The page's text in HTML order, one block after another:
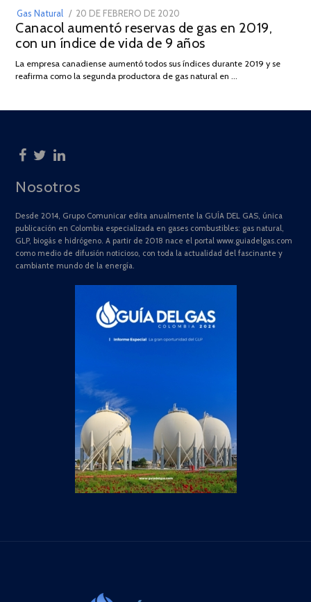
Gas Natural
POSTED
ON
20 DE FEBRERO DE 2020
DE
JULIO
2025
Canacol aumentó reservas de gas en 2019,
con un índice de vida de 9 años
La empresa canadiense aumentó todos sus índices durante 2019 y se
reafirma como la segunda productora de gas natural en …
Nosotros
Desde 2014, Grupo Comunicar edita anualmente la GUÍA DEL GAS, única
publicación en Colombia especializada en gases combustibles: gas natural,
GLP, biogás e hidrógeno. A partir de 2018 nace el portal www.guiadelgas.com
como medio de difusión noticioso, con toda la actualidad del fascinante y
cambiante mundo de la energía.